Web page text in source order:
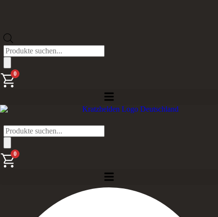
Products
search
0
Products
search
0